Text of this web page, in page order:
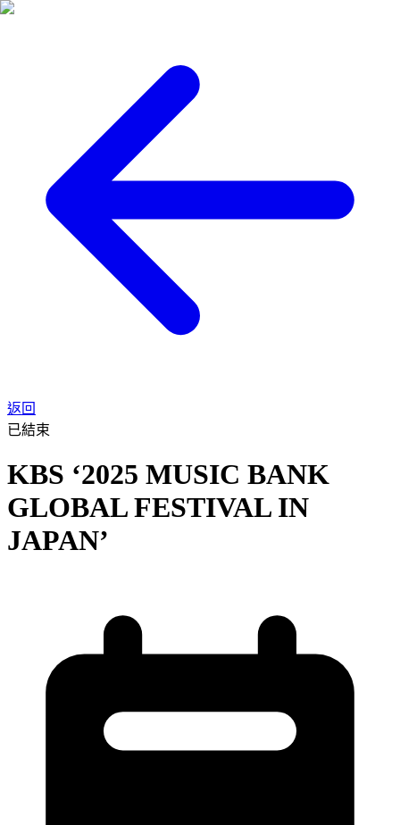
返回
已結束
KBS ‘2025 MUSIC BANK
GLOBAL FESTIVAL IN
JAPAN’